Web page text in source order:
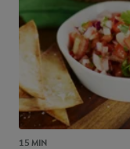
15 MIN